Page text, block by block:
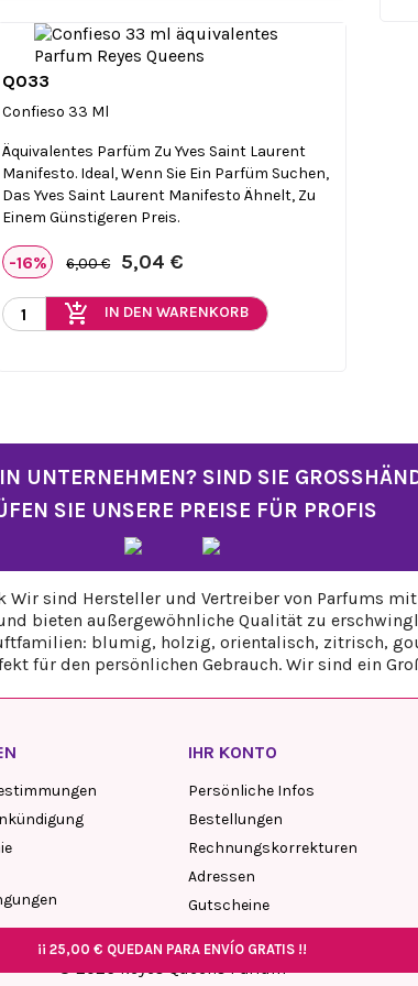
¡¡ 25,00 € QUEDAN PARA ENVÍO GRATIS !!
¡¡ 25,00 € QUEDAN PARA ENVÍO GRATIS !!
Q033
Confieso 33 Ml
Äquivalentes Parfüm Zu Yves Saint Laurent
Manifesto. Ideal, Wenn Sie Ein Parfüm Suchen,
Das Yves Saint Laurent Manifesto Ähnelt, Zu
Einem Günstigeren Preis.
-16% 6,00 € 5,04 €
add_shopping_cart IN DEN WARENKORB
UNTERNEHMEN? SIND SIE
SIE UNSERE PREISE FÜR PROFIS
Wir sind Hersteller und Vertreiber von Parfums
bieten außergewöhnliche Qualität zu
blumig, holzig, orientalisch, zitrisch,
für den persönlichen Gebrauch. Wir sind ein
IHR KONTO
Persönliche Infos
Bestellungen
Rechnungskorrekturen
Adressen
Gutscheine
My blog comments
¡¡ 25,00 € QUEDAN PARA ENVÍO GRATIS !!
© 2026 Reyes Queens Parfum
¡¡ 25,00 € QUEDAN PARA ENVÍO GRATIS !!